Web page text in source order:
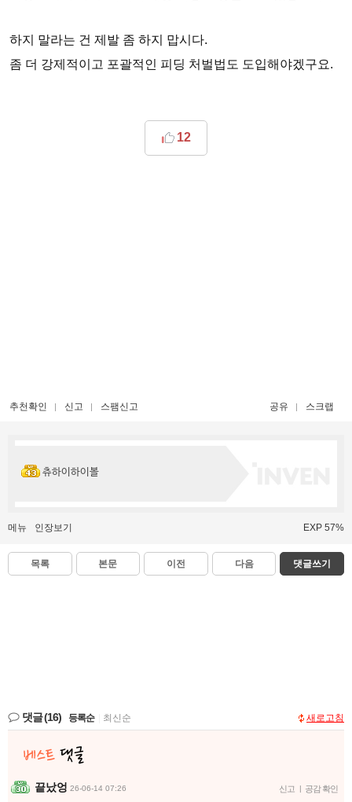
하지 말라는 건 제발 좀 하지 맙시다.
좀 더 강제적이고 포괄적인 피딩 처벌법도 도입해야겠구요.
12
추천확인 신고 스팸신고 공유 스크랩
츄하이하이볼
메뉴 인장보기 EXP 57%
목록 본문 이전 다음 댓글쓰기
댓글(16) 등록순 최신순 새로고침
끝났엉 26-06-14 07:26 신고 | 공감 확인